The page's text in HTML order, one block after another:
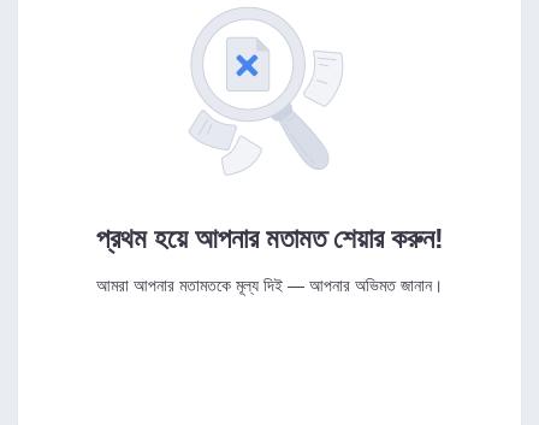
প্রথম হয়ে আপনার মতামত শেয়ার করুন!
আমরা আপনার মতামতকে মূল্য দিই — আপনার অভিমত জানান।